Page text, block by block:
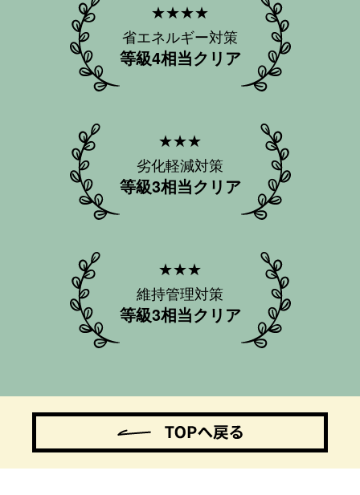
★★★★
省エネルギー対策
等級4相当クリア
★★★
劣化軽減対策
等級3相当クリア
★★★
維持管理対策
等級3相当クリア